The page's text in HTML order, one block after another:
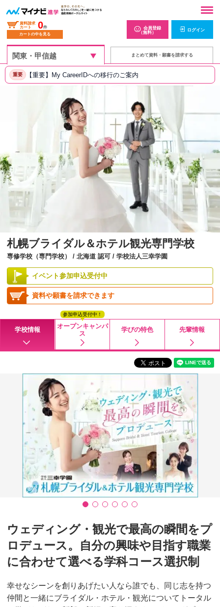
資料請求
カート
0件
カートの中を見る
会員登録
（無料）
ログイン
まとめて資料・願書を請求する
重要 【重要】My CareerIDへの移行のご案内
札幌ブライダル＆ホテル観光専門学校
専修学校（専門学校） / 北海道 認可 / 学校法人三幸学園
イベント参加申込受付中
資料や願書を請求できます
学校情報
オープンキャンパ
ス
参加申込受付中！
学びの特色 先輩情報
ウェディング・観光で最高の瞬間をプ
ロデュース。自分の興味や目指す職業
に合わせて選べる学科コース選択制
幸せなシーンを創りあげたい人なら誰でも、同じ志を持つ
仲間と一緒にブライダル・ホテル・観光についてトータル